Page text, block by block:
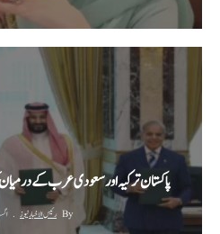
پاکستان ترکیہ اور سعودی عرب کے درمیان
By رئیس الاخبار نیوز اگست